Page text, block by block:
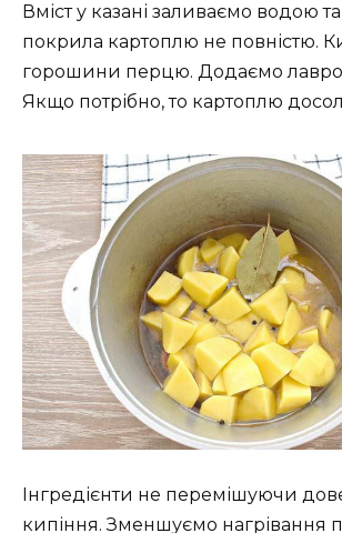
Вміст у казані заливаємо водою
покрила картоплю не повністю.
горошини перцю. Додаємо
Якщо потрібно, то картоплю
Інгредієнти не перемішуючи
кипіння. Зменшуємо нагрівання